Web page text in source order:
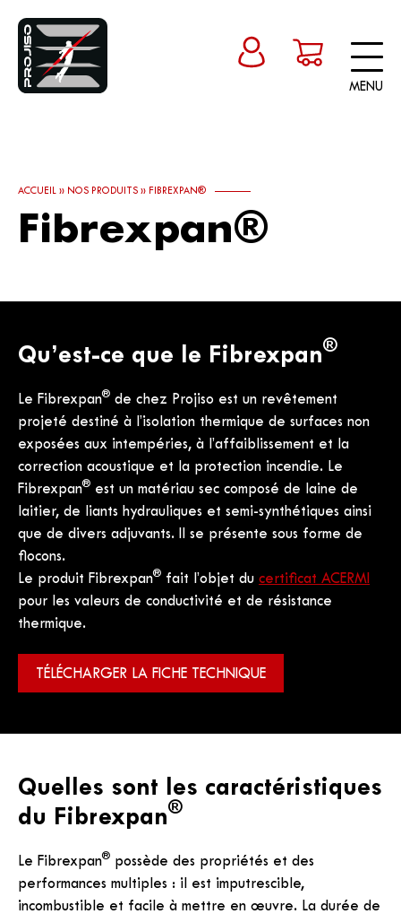
MENU
ACCUEIL » NOS PRODUITS » FIBREXPAN®
Fibrexpan®
Qu’est-ce que le Fibrexpan®
Le Fibrexpan® de chez Projiso est un revêtement
projeté destiné à l’isolation thermique de surfaces non
exposées aux intempéries, à l’affaiblissement et la
correction acoustique et la protection incendie. Le
Fibrexpan® est un matériau sec composé de laine de
laitier, de liants hydrauliques et semi-synthétiques ainsi
que de divers adjuvants. Il se présente sous forme de
flocons.
Le produit Fibrexpan® fait l’objet du certificat ACERMI
pour les valeurs de conductivité et de résistance
thermique.
TÉLÉCHARGER LA FICHE TECHNIQUE
Quelles sont les caractéristiques
du Fibrexpan®
Le Fibrexpan® possède des propriétés et des
performances multiples : il est imputrescible,
incombustible et facile à mettre en œuvre. La durée de